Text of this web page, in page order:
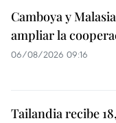
Camboya y
ampliar la
06/08/2026 09:16
Tailandia recibe